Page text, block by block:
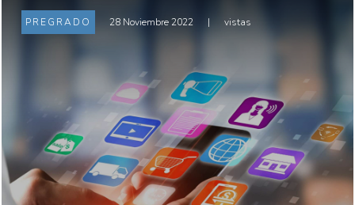
PREGRADO 28 Noviembre 2022 | vistas